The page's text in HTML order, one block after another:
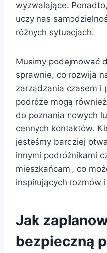
wyzwalające.
uczy nas
różnych sytuacjach.
Musimy podejmować
sprawnie, co rozwija
zarządzania czasem i
podróże mogą
do poznania nowych
cennych kontaktów.
jesteśmy bardziej
innymi podróżnikami
mieszkańcami, co
inspirujących rozmów
Jak
bezpieczną